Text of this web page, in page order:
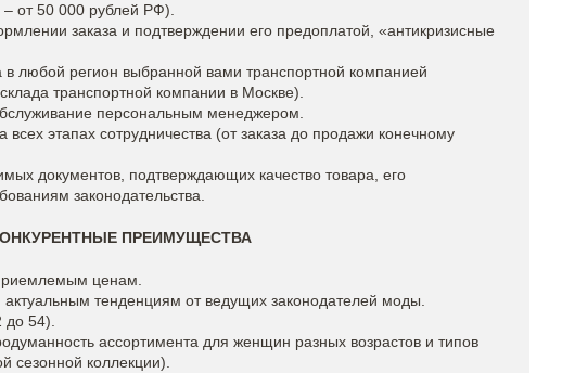
– от 50 000 рублей РФ).
заказа и подтверждении его предоплатой, «антикризисные
в любой регион выбранной вами транспортной компанией
транспортной компании в Москве).
персональным менеджером.
этапах сотрудничества (от заказа до продажи конечному
документов, подтверждающих качество товара, его
законодательства.
ПРЕИМУЩЕСТВА
ценам.
тенденциям от ведущих законодателей моды.
до 54).
ассортимента для женщин разных возрастов и типов
сезонной коллекции).